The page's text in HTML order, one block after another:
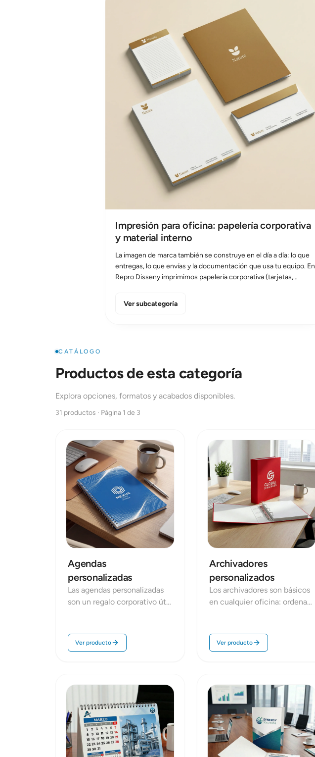
Impresión para oficina: papelería corporativa
y material interno
La imagen de marca también se construye en el día a día: lo que
entregas, lo que envías y la documentación que usa tu equipo. En
Repro Disseny imprimimos papelería corporativa (tarjetas,
autocopiativos, sellos…) y piezas de imagen/señalización para
Ver subcategoría
CATÁLOGO
Productos de esta categoría
Explora opciones, formatos y acabados disponibles.
31 productos · Página 1 de 3
Agendas
personalizadas
Las agendas personalizadas
son un regalo corporativo útil
marca presente durante todo
el año. En Repro Disseny
formatos, tapas y
encuadernaciones, y con
opción de interior estándar o
personalizado para adaptarlas
a tu forma de trabajar
(reuniones, planificación,
Ver producto
Archivadores
personalizados
Los archivadores son básicos
en cualquier oficina: ordenan
imagen corporativa
coherente. En Repro Disseny
empresas, con diseño de
marca, lomo identificable y
opciones de personalización
para que tu documentación
esté organizada y se vea
profesional en estantería.
Ver producto